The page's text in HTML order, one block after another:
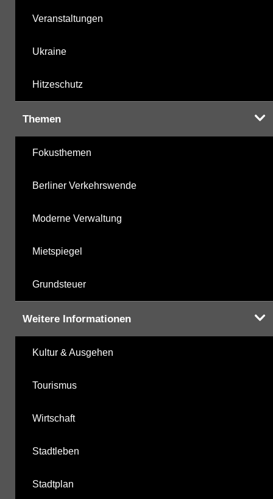
Veranstaltungen
Ukraine
Hitzeschutz
Themen
Fokusthemen
Berliner Verkehrswende
Moderne Verwaltung
Mietspiegel
Grundsteuer
Weitere Informationen
Kultur & Ausgehen
Tourismus
Wirtschaft
Stadtleben
Stadtplan